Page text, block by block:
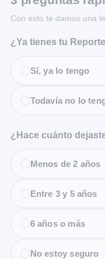
Con esto te damos una
¿Ya tienes tu
Sí, ya lo tengo
Todavía no lo
¿Hace cuánto
Menos de 2 años
Entre 3 y 5 años
6 años o más
No estoy seguro